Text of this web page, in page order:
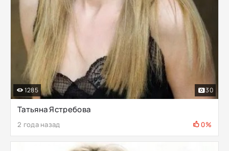
Татьяна Ястребова
2 года назад 0%
1285 30